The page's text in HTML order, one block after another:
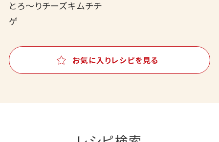
とろ～りチーズキムチチ
ゲ
お気に入りレシピを見る